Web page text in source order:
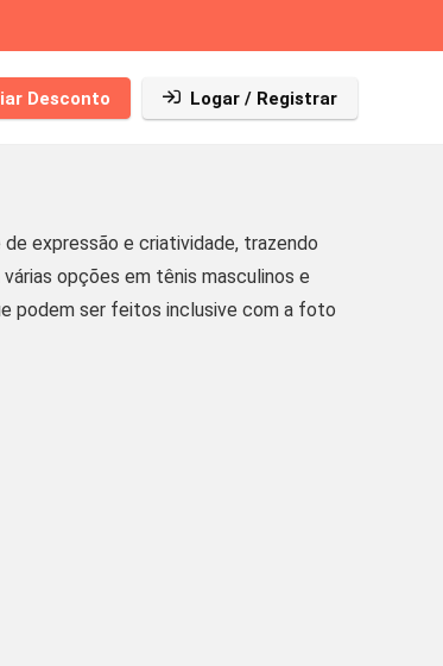
Desconto Logar / Registrar
expressão e criatividade, trazendo
opções em tênis masculinos e
podem ser feitos inclusive com a foto